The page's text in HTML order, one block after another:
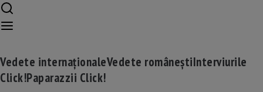
Vedete internaționaleVedete româneștiInterviurile
Click!Paparazzii Click!